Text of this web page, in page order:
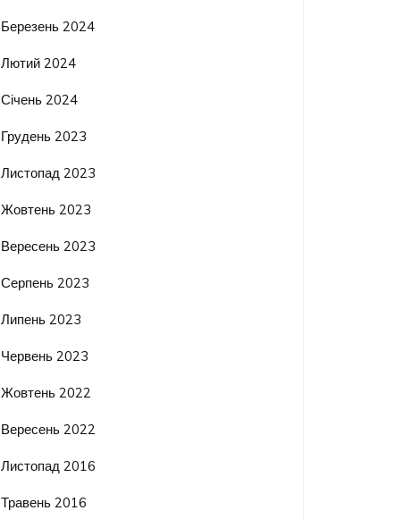
Березень 2024
Лютий 2024
Січень 2024
Грудень 2023
Листопад 2023
Жовтень 2023
Вересень 2023
Серпень 2023
Липень 2023
Червень 2023
Жовтень 2022
Вересень 2022
Листопад 2016
Травень 2016